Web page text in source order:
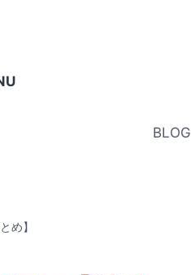
BLOG
め】